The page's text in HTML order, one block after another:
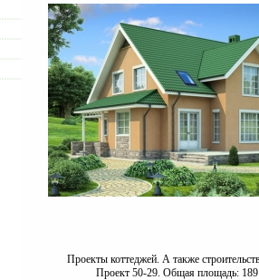
Проекты коттеджей. А также
Проект 50-29. Общая площадь: